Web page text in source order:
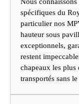
spécifiques du
particulier nos
hauteur sous
exceptionnels,
restent
chapeaux les plus
transportés sans